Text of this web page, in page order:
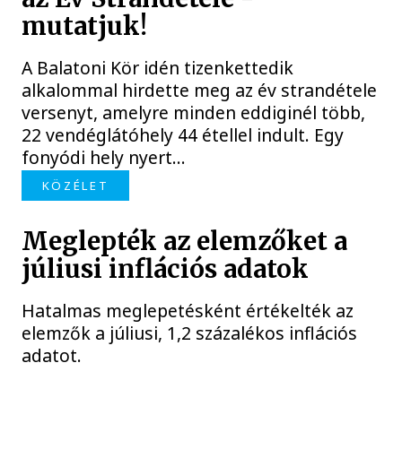
mutatjuk!
A Balatoni Kör idén tizenkettedik
alkalommal hirdette meg az év strandétele
versenyt, amelyre minden eddiginél több,
22 vendéglátóhely 44 étellel indult. Egy
fonyódi hely nyert...
KÖZÉLET
Meglepték az elemzőket a
júliusi inflációs adatok
Hatalmas meglepetésként értékelték az
elemzők a júliusi, 1,2 százalékos inflációs
adatot.